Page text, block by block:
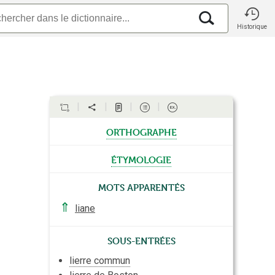
Historique
orthographe
étymologie
Mots apparentés
⇑
liane
Sous-entrées
lierre commun